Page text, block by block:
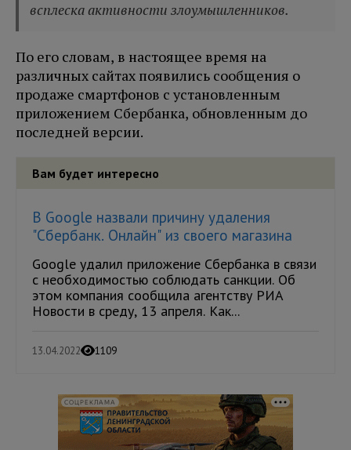
всплеска активности злоумышленников.
По его словам, в настоящее время на
различных сайтах появились сообщения о
продаже смартфонов с установленным
приложением Сбербанка, обновленным до
последней версии.
Вам будет интересно
В Google назвали причину удаления
"Сбербанк. Онлайн" из своего магазина
Google удалил приложение Сбербанка в связи
с необходимостью соблюдать санкции. Об
этом компания сообщила агентству РИА
Новости в среду, 13 апреля. Как...
13.04.2022 1109
СОЦРЕКЛАМА